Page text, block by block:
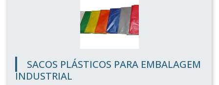
SACOS PLÁSTICOS PARA EMBALAGEM
INDUSTRIAL